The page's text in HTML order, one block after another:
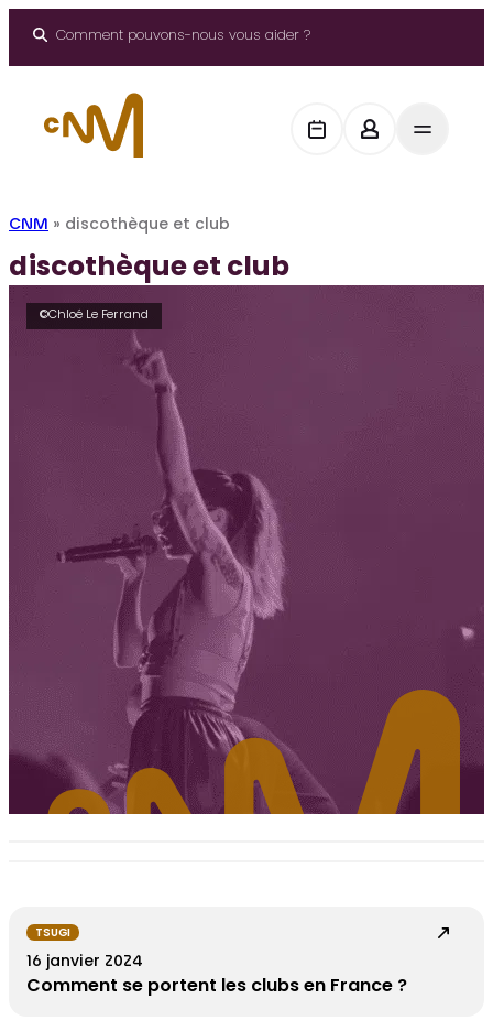
Comment pouvons-nous vous aider ?
CNM » discothèque et club
discothèque et club
©Chloé Le Ferrand
TSUGI
16 janvier 2024
Comment se portent les clubs en France ?